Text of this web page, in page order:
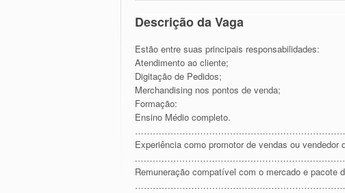
Descrição da Vaga
Estão entre suas principais responsabilidades:
Atendimento ao cliente;
Digitação de Pedidos;
Merchandising nos pontos de venda;
Formação:
Ensino Médio completo.
Experiência como promotor de vendas ou vendedor
Remuneração compatível com o mercado e pacote